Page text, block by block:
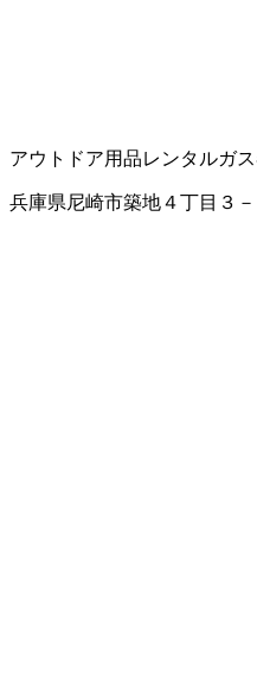
アウトドア用品レンタルガ
兵庫県尼崎市築地４丁目３